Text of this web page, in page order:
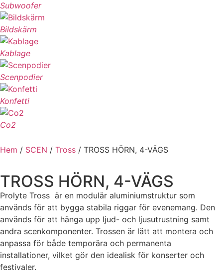
Subwoofer
Bildskärm
Kablage
Scenpodier
Konfetti
Co2
Hem / SCEN / Tross / TROSS HÖRN, 4-VÄGS
TROSS HÖRN, 4-VÄGS
Prolyte Tross är en modulär aluminiumstruktur som
används för att bygga stabila riggar för evenemang. Den
används för att hänga upp ljud- och ljusutrustning samt
andra scenkomponenter. Trossen är lätt att montera och
anpassa för både temporära och permanenta
installationer, vilket gör den idealisk för konserter och
festivaler.